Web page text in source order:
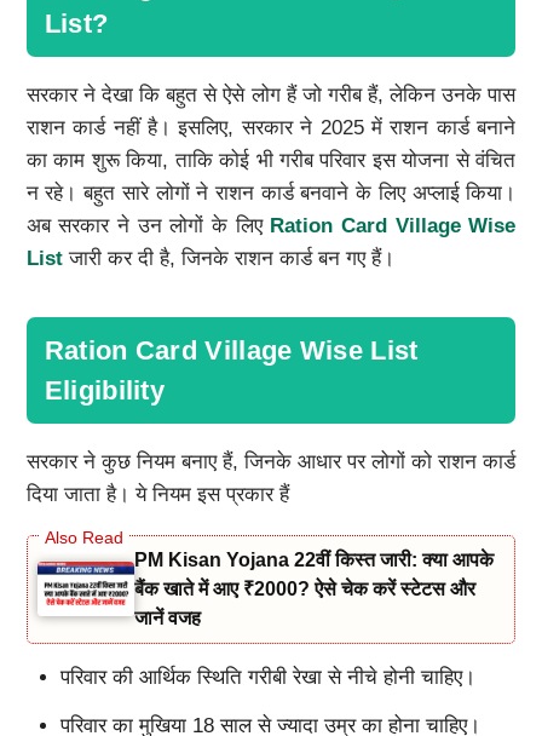
List?
सरकार ने देखा कि बहुत से ऐसे लोग हैं जो गरीब हैं, लेकिन उनके पास
राशन कार्ड नहीं है। इसलिए, सरकार ने 2025 में राशन कार्ड बनाने
का काम शुरू किया, ताकि कोई भी गरीब परिवार इस योजना से वंचित
न रहे। बहुत सारे लोगों ने राशन कार्ड बनवाने के लिए अप्लाई किया।
अब सरकार ने उन लोगों के लिए Ration Card Village Wise
Listजारी कर दी है, जिनके राशन कार्ड बन गए हैं।
Ration Card Village Wise List
Eligibility
सरकार ने कुछ नियम बनाए हैं, जिनके आधार पर लोगों को राशन कार्ड
दिया जाता है। ये नियम इस प्रकार हैं
PM Kisan Yojana 22वीं किस्त जारी: क्या आपके
बैंक खाते में आए ₹2000? ऐसे चेक करें स्टेटस और
जानें वजह
परिवार की आर्थिक स्थिति गरीबी रेखा से नीचे होनी चाहिए।
परिवार का मुखिया 18 साल से ज्यादा उम्र का होना चाहिए।